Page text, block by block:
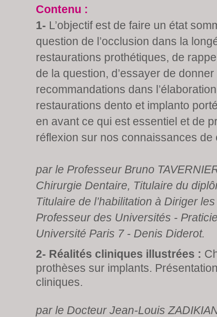
Contenu :
1- L’objectif est de faire un état
question de l’occlusion dans la
restaurations prothétiques, de
de la question, d’essayer de donner
recommandations dans
restaurations dento et implanto
en avant ce qui est essentiel et de
réflexion sur nos connaissances de
par le Professeur Bruno
Chirurgie Dentaire, Titulaire du
Titulaire de l’habilitation à Diriger
Professeur des Universités -
Université Paris 7 - Denis Diderot.
2- Réalités cliniques illustrées :
prothèses sur implants.
cliniques.
par le Docteur Jean-Louis